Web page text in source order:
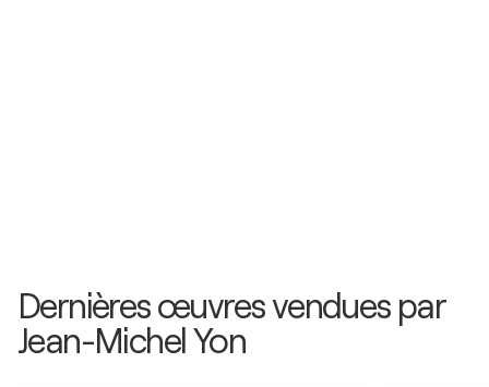
Dernières œuvres vendues par
Jean-Michel Yon